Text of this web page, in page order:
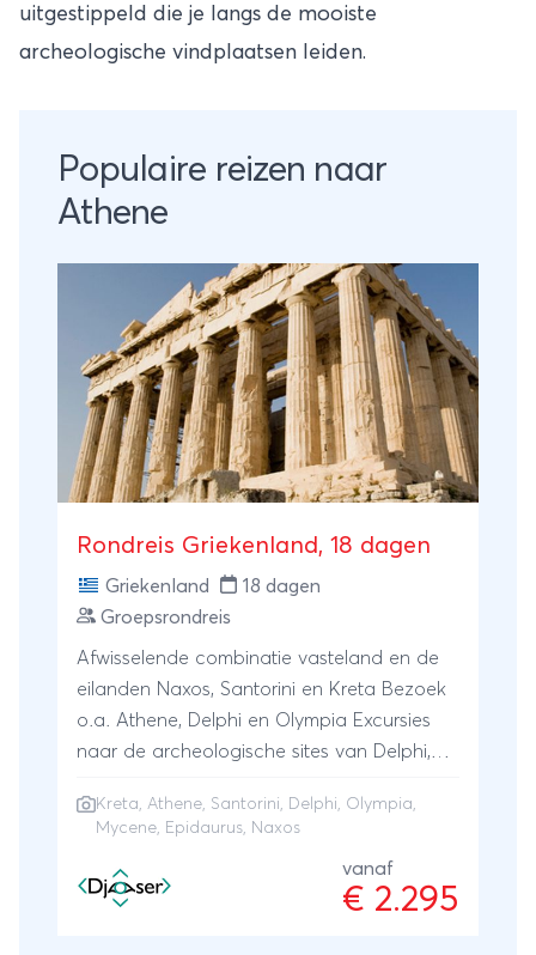
uitgestippeld die je langs de mooiste
archeologische vindplaatsen leiden.
Populaire reizen naar
Athene
Rondreis Griekenland, 18 dagen
Griekenland
18 dagen
Groepsrondreis
Afwisselende combinatie vasteland en de
eilanden Naxos, Santorini en Kreta Bezoek
o.a. Athene, Delphi en Olympia Excursies
naar de archeologische sites van Delphi,
witgekalkte huisjes en ontspan aan het
Kreta Athene Santorini , Delphi, Olympia,
Mycene, Epidaurus, Naxos
vanaf
€ 2.295